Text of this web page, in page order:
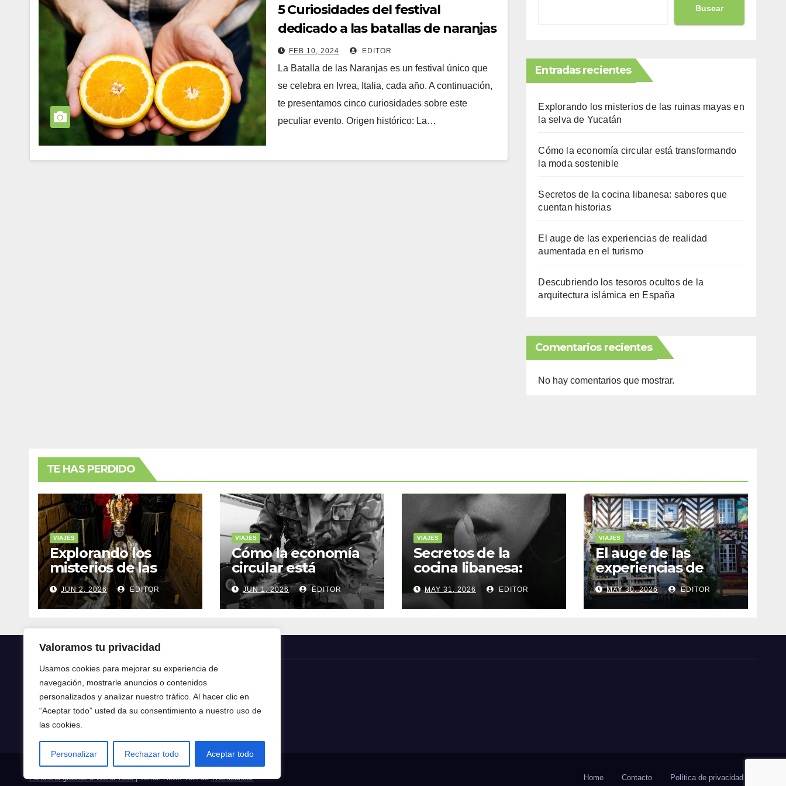
Valoramos tu privacidad
Usamos cookies para mejorar su experiencia de
navegación, mostrarle anuncios o contenidos
personalizados y analizar nuestro tráfico. Al hacer clic en
“Aceptar todo” usted da su consentimiento a nuestro uso de
las cookies.
Personalizar Rechazar todo Aceptar todo
5 Curiosidades del festival
dedicado a las batallas de naranjas
FEB 10, 2024 EDITOR
La Batalla de las Naranjas es un festival único que
se celebra en Ivrea, Italia, cada año. A continuación,
te presentamos cinco curiosidades sobre este
peculiar evento. Origen histórico: La…
Buscar
Entradas recientes
Explorando los misterios de las ruinas mayas en
la selva de Yucatán
Cómo la economía circular está transformando
la moda sostenible
Secretos de la cocina libanesa: sabores que
cuentan historias
El auge de las experiencias de realidad
aumentada en el turismo
Descubriendo los tesoros ocultos de la
arquitectura islámica en España
Comentarios recientes
No hay comentarios que mostrar.
TE HAS PERDIDO
VIAJES
Explorando los
misterios de las
ruinas mayas en la
selva de Yucatán
JUN 2, 2026 EDITOR
VIAJES
Cómo la economía
circular está
transformando la
moda sostenible
JUN 1, 2026 EDITOR
VIAJES
Secretos de la
cocina libanesa:
sabores que
cuentan historias
MAY 31, 2026 EDITOR
VIAJES
El auge de las
experiencias de
realidad aumentada
en el turismo
MAY 30, 2026 EDITOR
Crónica24
Crónica 24
Funciona gracias a WordPress|Tema: News Talk deThemeansar Home Contacto Política de privacidad